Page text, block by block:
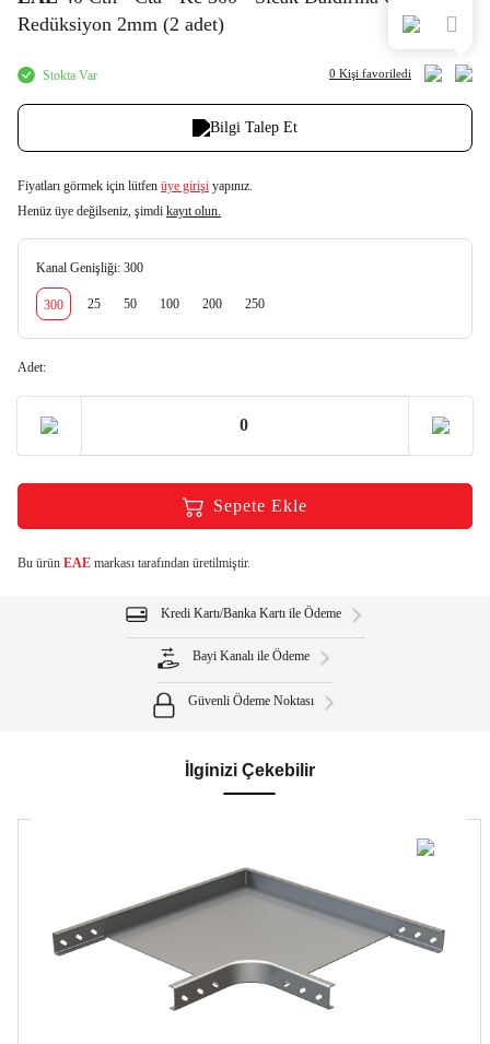
Redüksiyon 2mm (2 adet)
Stokta Var 0 Kişi favoriledi
Bilgi Talep Et
Fiyatları görmek için lütfen üye girişi yapınız.
Henüz üye değilseniz, şimdi kayıt olun.
Kanal Genişliği: 300
300 25 50 100 200 250
Adet:
Sepete Ekle
Bu ürün EAE markası tarafından üretilmiştir.
Kredi Kartı/Banka Kartı ile Ödeme
Bayi Kanalı ile Ödeme
Güvenli Ödeme Noktası
İlginizi Çekebilir